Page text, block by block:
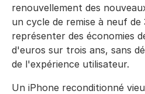
renouvellement des
un cycle de remise à neuf de
représenter des économies
d'euros sur trois ans, sans
de l'expérience utilisateur.
Un iPhone reconditionné